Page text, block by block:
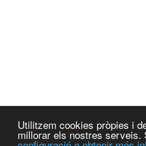
Utilitzem cookies pròpies i
millorar els nostres serveis.